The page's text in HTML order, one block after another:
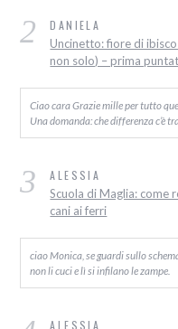
2 DANIELA
Uncinetto: fiore di
non solo) – prima
Ciao cara Grazie mille per tutto
Una domanda: che differenza c’è
3 ALESSIA
Scuola di Maglia: come
cani ai ferri
ciao Monica, se guardi sullo
non li cuci e lì si infilano le zampe.
ALESSIA